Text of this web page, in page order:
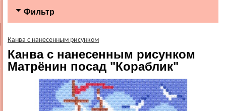
Фильтр
Канва с нанесенным рисунком
Канва с нанесенным рисунком
Матрёнин посад "Кораблик"